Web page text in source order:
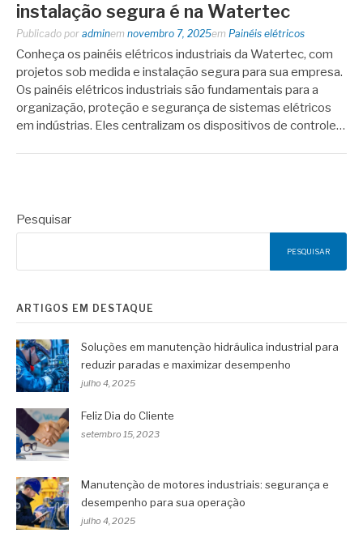
instalação segura é na Watertec
Publicado por adminem novembro 7, 2025em Painéis elétricos
Conheça os painéis elétricos industriais da Watertec, com
projetos sob medida e instalação segura para sua empresa.
Os painéis elétricos industriais são fundamentais para a
organização, proteção e segurança de sistemas elétricos
em indústrias. Eles centralizam os dispositivos de controle…
Pesquisar
PESQUISAR
ARTIGOS EM DESTAQUE
Soluções em manutenção hidráulica industrial para
reduzir paradas e maximizar desempenho
julho 4, 2025
Feliz Dia do Cliente
setembro 15, 2023
Manutenção de motores industriais: segurança e
desempenho para sua operação
julho 4, 2025